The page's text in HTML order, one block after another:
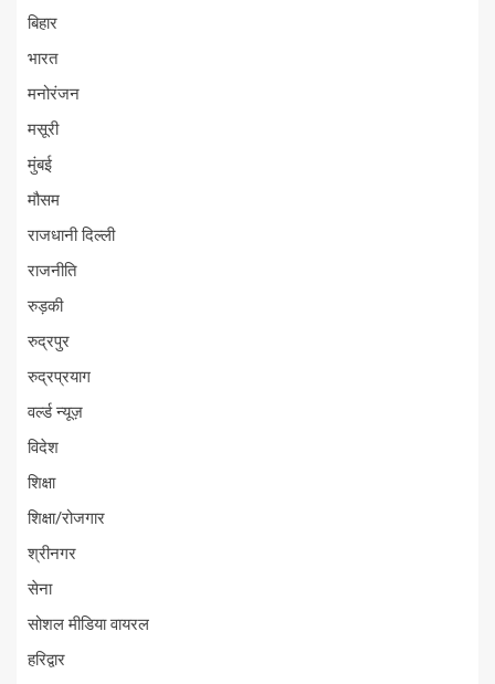
बिहार
भारत
मनोरंजन
मसूरी
मुंबई
मौसम
राजधानी दिल्ली
राजनीति
रुड़की
रुद्रपुर
रुद्रप्रयाग
वर्ल्ड न्यूज़
विदेश
शिक्षा
शिक्षा/रोजगार
श्रीनगर
सेना
सोशल मीडिया वायरल
हरिद्वार